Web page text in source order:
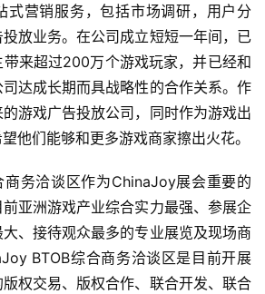
式营销服务，包括市场调研，用户分
放业务。在公司成立短短一年间，已
来超过200万个游戏玩家，并已经和
达成长期而具战略性的合作关系。作
游戏广告投放公司，同时作为游戏出
他们能够和更多游戏商家擦出火花。
商务洽谈区作为ChinaJoy展会重要的
亚洲游戏产业综合实力最强、参展企
、接待观众最多的专业展览及现场商
BTOB综合商务洽谈区是目前开展
权交易、版权合作、联合开发、联合